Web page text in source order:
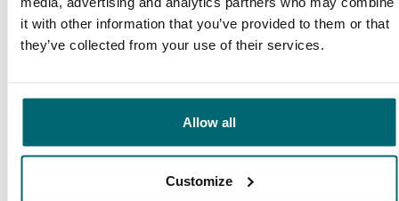
it with other information that you’ve provided to them or that
they’ve collected from your use of their services.
Allow all
Customize
Darum buchen Sie bei The
Carp Specialist